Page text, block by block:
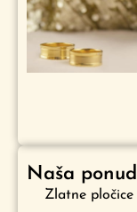
Naša
Zlatne pločice